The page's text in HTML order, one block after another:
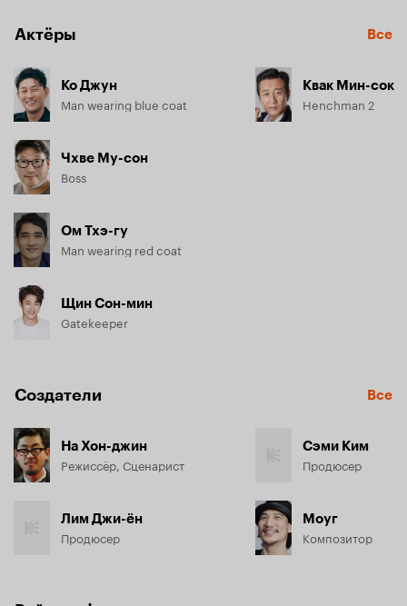
Актёры Все
Ко Джун
Man wearing blue coat
Чхве Му-сон
Boss
Ом Тхэ-гу
Man wearing red coat
Щин Сон-мин
Gatekeeper
Квак Мин-сок
Henchman 2
Создатели Все
На Хон-джин
Режиссёр, Сценарист
Лим Джи-ён
Продюсер
Сэми Ким
Продюсер
Моуг
Композитор